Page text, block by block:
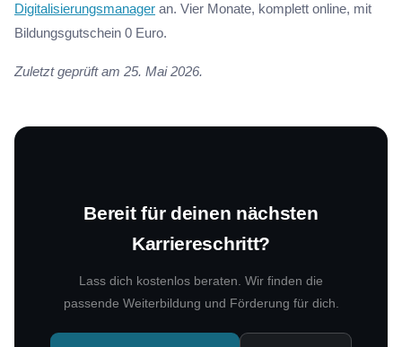
Digitalisierungsmanager an. Vier Monate, komplett online, mit
Bildungsgutschein 0 Euro.
Zuletzt geprüft am 25. Mai 2026.
Bereit für deinen nächsten
Karriereschritt?
Lass dich kostenlos beraten. Wir finden die
passende Weiterbildung und Förderung für dich.